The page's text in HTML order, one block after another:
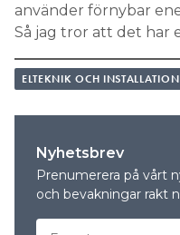
använder förnybar
Så jag tror att det har
ELTEKNIK OCH INSTALLATION
Nyhetsbrev
Prenumerera på vårt
och bevakningar rakt